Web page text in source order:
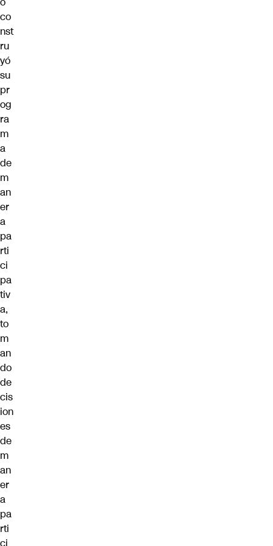
co
nst
ru
yó
su
pr
og
ra
m
a
de
m
an
er
a
pa
rti
ci
pa
tiv
a,
to
m
an
do
de
cis
ion
es
de
m
an
er
a
pa
rti
ci